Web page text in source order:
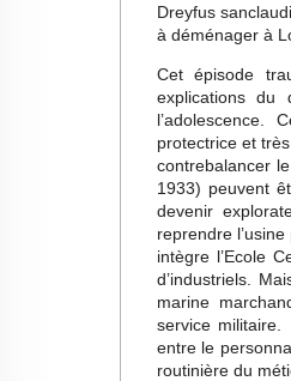
Dreyfus
à déménager à
Cet épisode
explications du
l’adolescence.
protectrice et
contrebalancer
1933) peuvent
devenir
reprendre
intègre l’Ecole
d’industriels.
marine
service
entre le
routinière du